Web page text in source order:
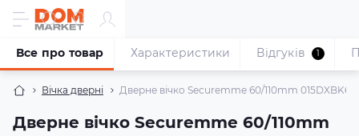
Вічка дверні Дверне вічко Securemme 60/110mm
Дверне вічко Securemme 60/110mm
Все про товар Характеристики Відгуків 1